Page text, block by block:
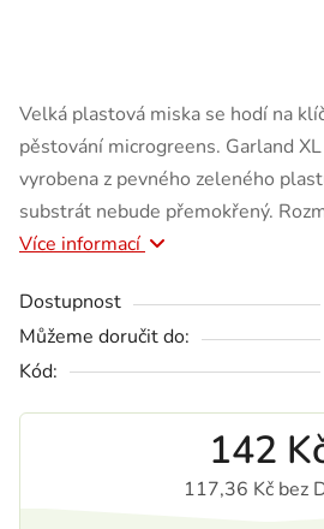
Velká plastová miska se hodí na
pěstování microgreens. Garland
vyrobena z pevného zeleného
substrát nebude přemokřený.
Více informací
Dostupnost
Můžeme doručit do:
Kód:
142
117,36 Kč bez